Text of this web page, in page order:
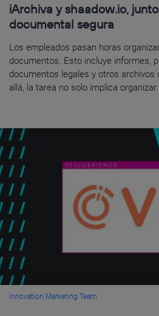
iArchiva y shaadow.io,
documental segura
Los empleados pasan horas
documentos. Esto incluye informes,
documentos legales y otros
allá, la tarea no solo implica organizar
Innovation Marketing Team